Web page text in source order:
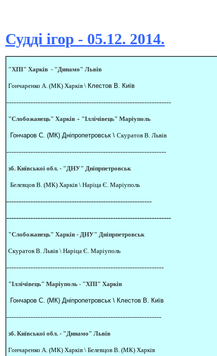
Судді ігор - 05.12. 2014.
"ХПІ" Харків - "Динамо" Львів
Гончаренко А. (МК) Харків \ Клестов В. Київ
--------------------------------------------------------------------
"Слобожанець" Харків - "Іллічівець" Маріуполь
Гончаров С. (МК) Дніпропетровськ \ Скуратов В. Львів
------------------------------------------------------------------
зб. Київської обл. - "ДНУ" Дніпрпетровськ
Белевцов В. (МК) Харків \ Наріца Є. Маріуполь
------------------------------------------------------------
--------------------------------------------------------------------
"Слобожанець" Харків - ДНУ" Дніпрпетровськ
Скуратов В. Львів \ Наріца Є. Маріуполь
-----------------------------------------------------------------
"Іллічівець" Маріуполь - "ХПІ" Харків
Гончаров С. (МК) Дніпропетровськ \ Клестов В. Київ
----------------------------------------------------------------
зб. Київської обл. - "Динамо" Львів
Гончаренко А. (МК) Харків \ Белевцов В. (МК) Харків